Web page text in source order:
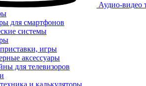
Аудио-видео
для смартфонов
системы
игры
аксессуары
для телевизоров
и калькуляторы